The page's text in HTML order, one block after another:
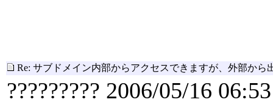
Re: サブドメイン内部からアクセスできますが、外部から
????????? 2006/05/16 06:53